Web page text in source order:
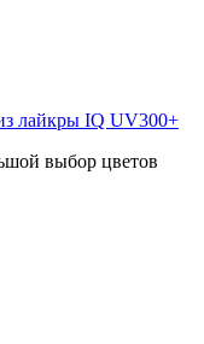
лайкры IQ UV300+
выбор цветов